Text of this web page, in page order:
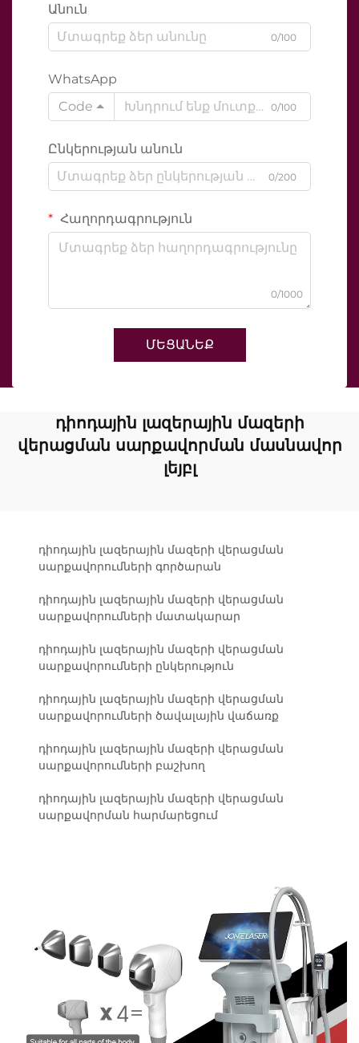
Անուն
0/100
WhatsApp
Code
0/100
Ընկերության անուն
0/200
Հաղորդագրություն
0/1000
ՄԵՑԱՆԵՔ
դիոդային լազերային մազերի
վերացման սարքավորման մասնավոր
լեյբլ
դիոդային լազերային մազերի վերացման
սարքավորումների գործարան
դիոդային լազերային մազերի վերացման
սարքավորումների մատակարար
դիոդային լազերային մազերի վերացման
սարքավորումների ընկերություն
դիոդային լազերային մազերի վերացման
սարքավորումների ծավալային վաճառք
դիոդային լազերային մազերի վերացման
սարքավորումների բաշխող
դիոդային լազերային մազերի վերացման
սարքավորման հարմարեցում